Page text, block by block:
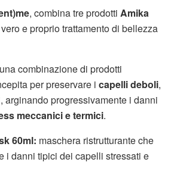
, combina tre prodotti Amika
e proprio trattamento di bellezza
combinazione di prodotti
per preservare i capelli deboli,
arginando progressivamente i danni
meccanici e termici.
60ml: maschera ristrutturante che
i danni tipici dei capelli stressati e